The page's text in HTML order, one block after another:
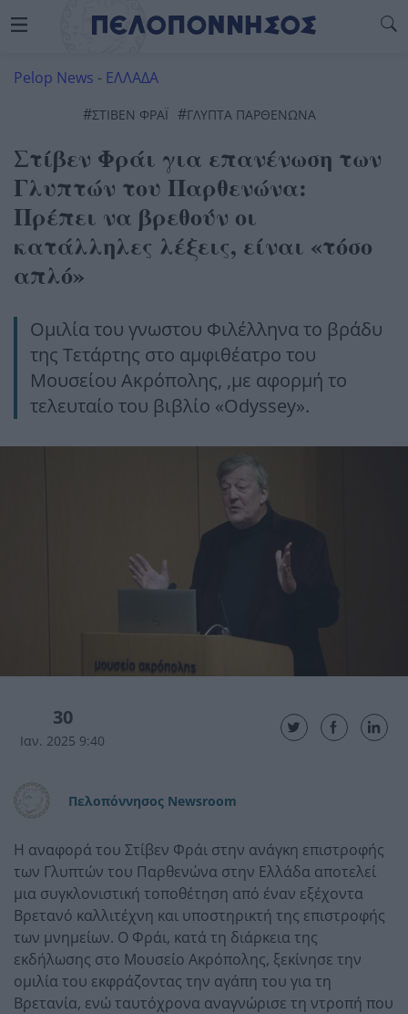
Pelop News - ΕΛΛΑΔΑ
#ΣΤΙΒΕΝ ΦΡΑΪ #ΓΛΥΠΤΑ ΠΑΡΘΕΝΩΝΑ
Στίβεν Φράι για επανένωση των
Γλυπτών του Παρθενώνα:
Πρέπει να βρεθούν οι
κατάλληλες λέξεις, είναι «τόσο
απλό»
Ομιλία του γνωστου Φιλέλληνα το βράδυ
της Τετάρτης στο αμφιθέατρο του
Μουσείου Ακρόπολης, ,με αφορμή το
τελευταίο του βιβλίο «Odyssey».
30
Ιαν. 2025 9:40
Πελοπόννησος Newsroom
Η αναφορά του Στίβεν Φράι στην ανάγκη επιστροφής
των Γλυπτών του Παρθενώνα στην Ελλάδα αποτελεί
μια συγκλονιστική τοποθέτηση από έναν εξέχοντα
Βρετανό καλλιτέχνη και υποστηρικτή της επιστροφής
των μνημείων. Ο Φράι, κατά τη διάρκεια της
εκδήλωσης στο Μουσείο Ακρόπολης, ξεκίνησε την
ομιλία του εκφράζοντας την αγάπη του για τη
Βρετανία, ενώ ταυτόχρονα αναγνώρισε τη ντροπή που